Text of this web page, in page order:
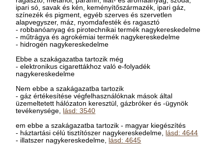
ipari só, savak és kén, keményítőszármazék, ipari gáz,
színezék és pigment, egyéb szerves és szervetlen
alapvegyszer, máz, nyomdafesték és ragasztó
- robbanóanyag és pirotechnikai termék nagykereskedelme
- műtrágya és agrokémiai termék nagykereskedelme
- hidrogén nagykereskedelme
Ebbe a szakágazatba tartozik még
- elektronikus cigarettákhoz való e-folyadék
nagykereskedelme
Nem ebbe a szakágazatba tartozik
- gáz értékesítése végfelhasználóknak mások által
üzemeltetett hálózaton keresztül, gázbróker és -ügynök
tevékenysége, lásd: 3540
em ebbe a szakágazatba tartozik - magyar kiegészítés
- háztartási célú tisztítószer nagykereskedelme, lásd: 4644
- illatszer nagykereskedelme, lásd: 4645